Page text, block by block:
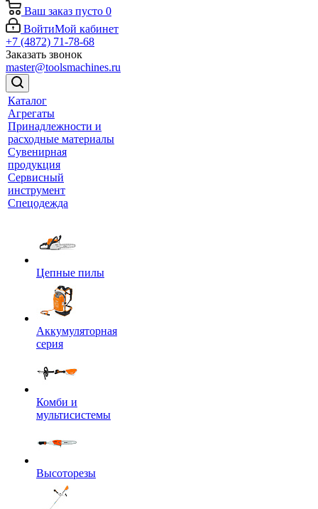
Ваш заказ пусто 0
ВойтиМой кабинет
+7 (4872) 71-78-68
Заказать звонок
master@toolsmachines.ru
Каталог
Агрегаты
Принадлежности и
расходные материалы
Сувенирная
продукция
Сервисный
инструмент
Спецодежда
Цепные пилы
Аккумуляторная
серия
Комби и
мультисистемы
Высоторезы